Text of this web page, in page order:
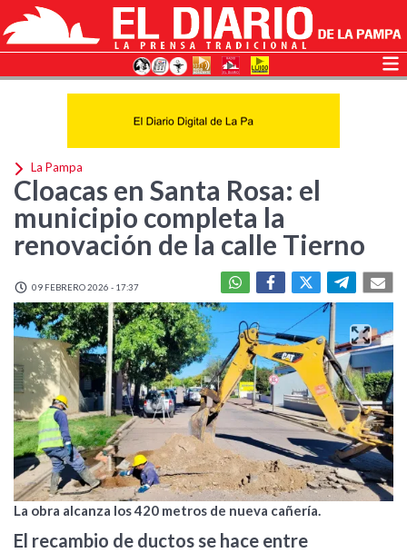
La Pampa
Cloacas en Santa Rosa: el
municipio completa la
renovación de la calle Tierno
09 FEBRERO 2026 - 17:37
La obra alcanza los 420 metros de nueva cañería.
El recambio de ductos se hace entre